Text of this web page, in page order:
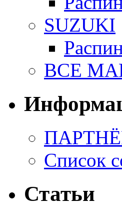
SUZUKI
ВСЕ
Список
Статьи